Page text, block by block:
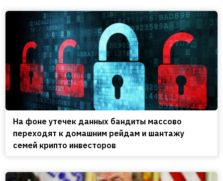
На фоне утечек данных бандиты массово
переходят к домашним рейдам и шантажу
семей крипто инвесторов